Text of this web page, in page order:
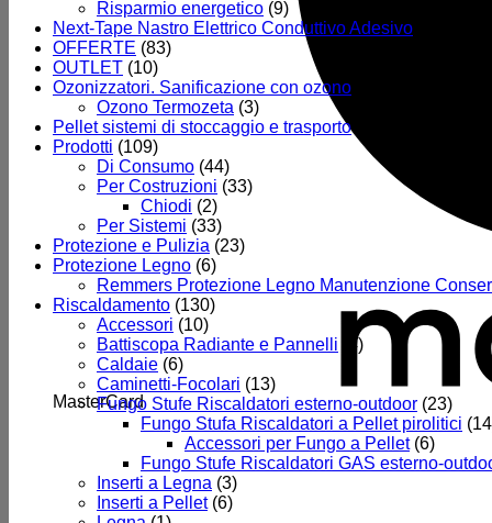
MasterCard
Risparmio energetico (9)
Next-Tape Nastro Elettrico Conduttivo Adesivo
OFFERTE (83)
OUTLET (10)
Ozonizzatori. Sanificazione con ozono
Ozono Termozeta (3)
Pellet sistemi di stoccaggio e trasporto
Prodotti (109)
Di Consumo (44)
Per Costruzioni (33)
Chiodi (2)
Per Sistemi (33)
Protezione e Pulizia (23)
Protezione Legno (6)
Remmers Protezione Legno Manutenzione
Riscaldamento (130)
Accessori (10)
Battiscopa Radiante e Pannelli
(4)
Caldaie (6)
Caminetti-Focolari (13)
Fungo Stufe Riscaldatori esterno-outdoor (23)
Fungo Stufa Riscaldatori a Pellet pirolitici
Accessori per Fungo a Pellet (6)
Fungo Stufe Riscaldatori GAS esterno-
Inserti a Legna (3)
Inserti a Pellet (6)